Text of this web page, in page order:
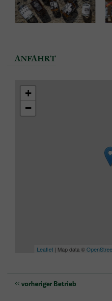
ANFAHRT
+
−
Leaflet | Map data ©
vorheriger Betrieb